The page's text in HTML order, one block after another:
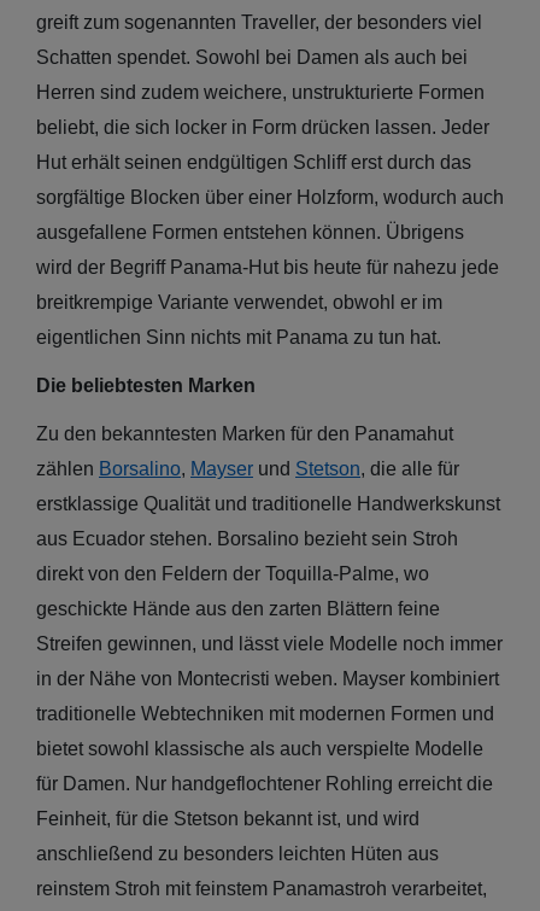
greift zum sogenannten Traveller, der besonders viel
Schatten spendet. Sowohl bei Damen als auch bei
Herren sind zudem weichere, unstrukturierte Formen
beliebt, die sich locker in Form drücken lassen. Jeder
Hut erhält seinen endgültigen Schliff erst durch das
sorgfältige Blocken über einer Holzform, wodurch auch
ausgefallene Formen entstehen können. Übrigens
wird der Begriff Panama-Hut bis heute für nahezu jede
breitkrempige Variante verwendet, obwohl er im
eigentlichen Sinn nichts mit Panama zu tun hat.
Die beliebtesten Marken
Zu den bekanntesten Marken für den Panamahut
zählen Borsalino, Mayser und Stetson, die alle für
erstklassige Qualität und traditionelle Handwerkskunst
aus Ecuador stehen. Borsalino bezieht sein Stroh
direkt von den Feldern der Toquilla-Palme, wo
geschickte Hände aus den zarten Blättern feine
Streifen gewinnen, und lässt viele Modelle noch immer
in der Nähe von Montecristi weben. Mayser kombiniert
traditionelle Webtechniken mit modernen Formen und
bietet sowohl klassische als auch verspielte Modelle
für Damen. Nur handgeflochtener Rohling erreicht die
Feinheit, für die Stetson bekannt ist, und wird
anschließend zu besonders leichten Hüten aus
reinstem Stroh mit feinstem Panamastroh verarbeitet,